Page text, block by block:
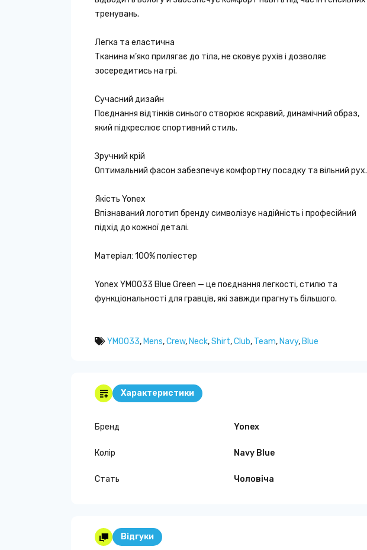
тренувань.
Легка та еластична
Тканина м’яко прилягає до тіла, не сковує рухів і дозволяє
зосередитись на грі.
Сучасний дизайн
Поєднання відтінків синього створює яскравий, динамічний образ,
який підкреслює спортивний стиль.
Зручний крій
Оптимальний фасон забезпечує комфортну посадку та вільний рух.
Якість Yonex
Впізнаваний логотип бренду символізує надійність і професійний
підхід до кожної деталі.
Матеріал: 100% поліестер
Yonex YM0033 Blue Green — це поєднання легкості, стилю та
функціональності для гравців, які завжди прагнуть більшого.
YM0033, Mens,Crew, Neck,Shirt,Club, Team, Navy, Blue
Характеристики
Бренд Yonex
Колір Navy Blue
Стать Чоловіча
Відгуки